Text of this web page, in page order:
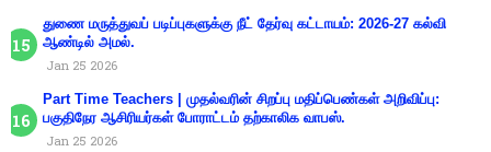
துணை மருத்துவப் படிப்புகளுக்கு நீட் தேர்வு கட்டாயம்: 2026-27 கல்வி
ஆண்டில் அமல்.
Jan 25 2026
Part Time Teachers | முதல்வரின் சிறப்பு மதிப்பெண்கள் அறிவிப்பு:
பகுதிநேர ஆசிரியர்கள் போராட்டம் தற்காலிக வாபஸ்.
Jan 25 2026